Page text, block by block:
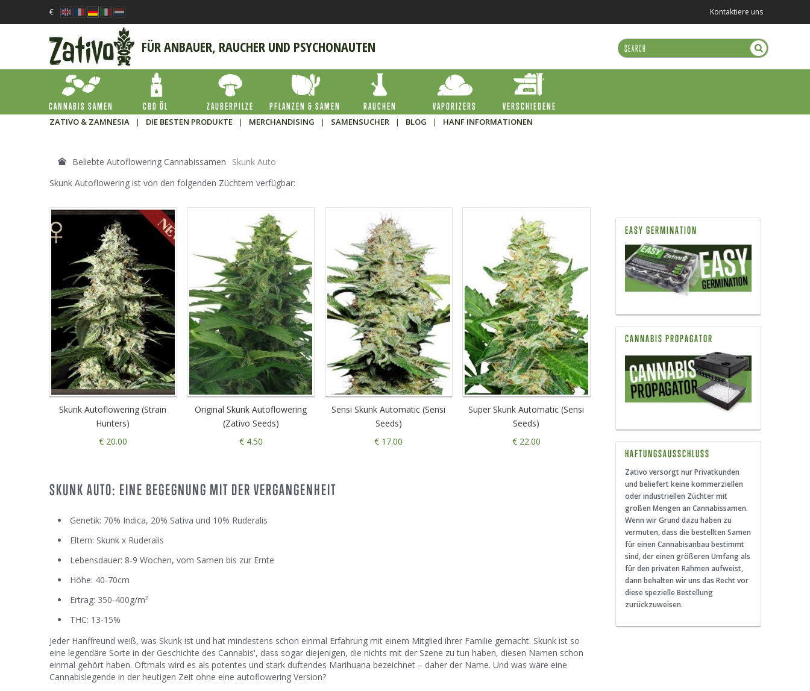
€ Kontaktiere uns
FÜR ANBAUER, RAUCHER UND PSYCHONAUTEN
CANNABIS SAMEN CBD ÖL ZAUBERPILZE PFLANZEN & SAMEN RAUCHEN VAPORIZERS
VERSCHIEDENE
ZATIVO & ZAMNESIA
| DIE BESTEN PRODUKTE | MERCHANDISING | SAMENSUCHER | BLOG | HANF INFORMATIONEN
Beliebte Autoflowering Cannabissamen Skunk Auto
EASY GERMINATION
CANNABIS PROPAGATOR
HAFTUNGSAUSSCHLUSS
Zativo versorgt nur Privatkunden
und beliefert keine kommerziellen
oder industriellen Züchter mit
großen Mengen an Cannabissamen.
Wenn wir Grund dazu haben zu
vermuten, dass die bestellten Samen
für einen Cannabisanbau bestimmt
sind, der einen größeren Umfang als
für den privaten Rahmen aufweist,
dann behalten wir uns das Recht vor
diese spezielle Bestellung
zurückzuweisen.
Skunk Autoflowering ist von den folgenden Züchtern verfügbar:
Skunk Autoflowering (Strain
Hunters)
€ 20.00
Original Skunk Autoflowering
(Zativo Seeds)
€ 4.50
Sensi Skunk Automatic (Sensi
Seeds)
€ 17.00
Super Skunk Automatic (Sensi
Seeds)
€ 22.00
SKUNK AUTO: EINE BEGEGNUNG MIT DER VERGANGENHEIT
Genetik: 70% Indica, 20% Sativa und 10% Ruderalis
Eltern: Skunk x Ruderalis
Lebensdauer: 8-9 Wochen, vom Samen bis zur Ernte
Höhe: 40-70cm
Ertrag: 350-400g/m²
THC: 13-15%
Jeder Hanffreund weiß, was Skunk ist und hat mindestens schon einmal Erfahrung mit einem Mitglied ihrer Familie gemacht. Skunk ist so
eine legendäre Sorte in der Geschichte des Cannabis', dass sogar diejenigen, die nichts mit der Szene zu tun haben, diesen Namen schon
einmal gehört haben. Oftmals wird es als potentes und stark duftendes Marihuana bezeichnet – daher der Name. Und was wäre eine
Cannabislegende in der heutigen Zeit ohne eine autoflowering Version?